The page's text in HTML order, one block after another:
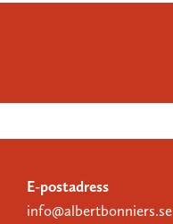
E-postadress
info@albertbonniers.se